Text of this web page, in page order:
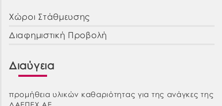
Χώροι Στάθμευσης
Διαφημιστική Προβολή
Διαύγεια
προμήθεια υλικών καθαριότητας για της ανάγκες της